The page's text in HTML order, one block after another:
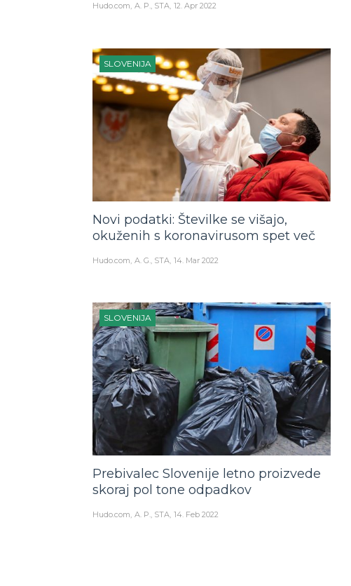
Hudo.com A. P., STA 12. Apr 2022
SLOVENIJA
Novi podatki: Številke se višajo,
okuženih s koronavirusom spet več
Hudo.com A. G., STA 14. Mar 2022
SLOVENIJA
Prebivalec Slovenije letno proizvede
skoraj pol tone odpadkov
Hudo.com A. P., STA 14. Feb 2022